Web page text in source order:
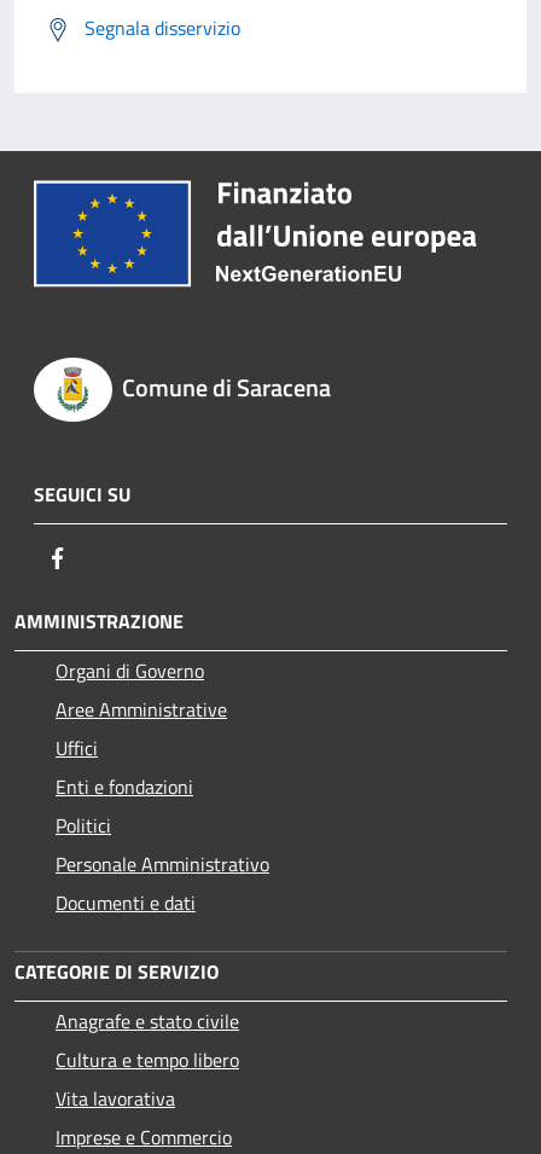
Segnala disservizio
Comune di Saracena
SEGUICI SU
AMMINISTRAZIONE
Organi di Governo
Aree Amministrative
Uffici
Enti e fondazioni
Politici
Personale Amministrativo
Documenti e dati
CATEGORIE DI SERVIZIO
Anagrafe e stato civile
Cultura e tempo libero
Vita lavorativa
Imprese e Commercio